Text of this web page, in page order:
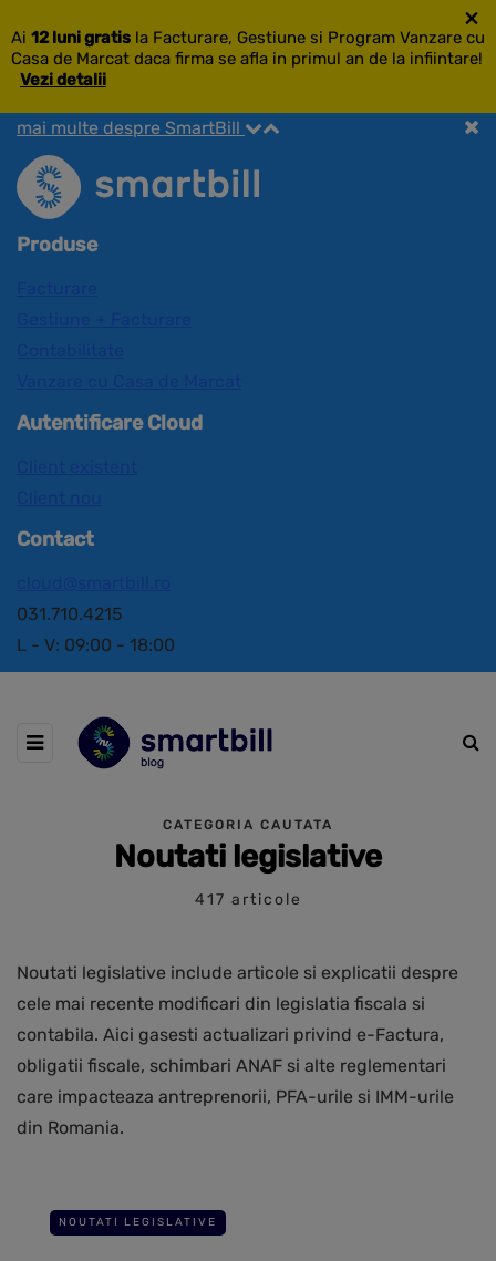
Ai 12 luni gratis la Facturare, Gestiune si Program Vanzare cu
Casa de Marcat daca firma se afla in primul an de la infiintare!
Vezi detalii
×
mai multe despre SmartBill
Produse
Autentificare Cloud
Contact
031.710.4215
L - V: 09:00 - 18:00
CATEGORIA CAUTATA
Noutati legislative
417 articole
Noutati legislative include articole si explicatii despre
cele mai recente modificari din legislatia fiscala si
contabila. Aici gasesti actualizari privind e-Factura,
obligatii fiscale, schimbari ANAF si alte reglementari
care impacteaza antreprenorii, PFA-urile si IMM-urile
din Romania.
NOUTATI LEGISLATIVE